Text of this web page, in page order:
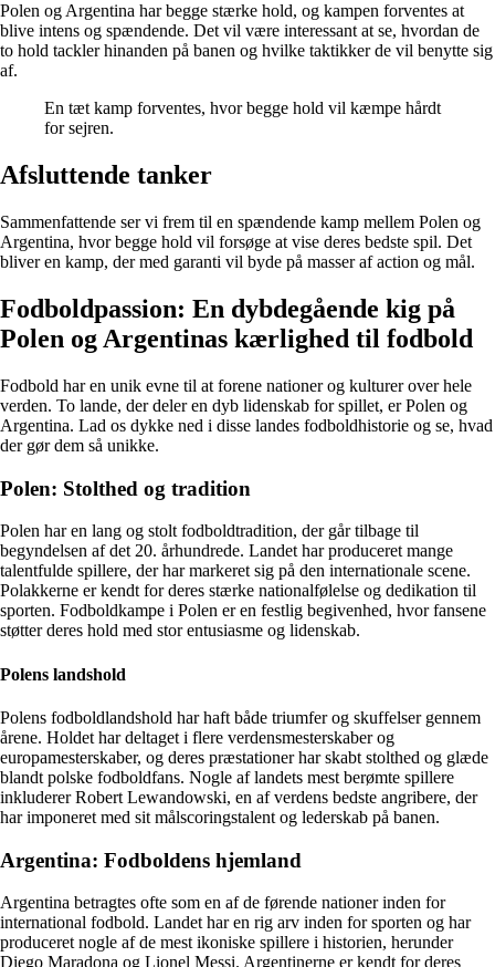
Polen og Argentina har begge stærke hold, og kampen forventes at
blive intens og spændende. Det vil være interessant at se, hvordan de
to hold tackler hinanden på banen og hvilke taktikker de vil benytte sig
af.
En tæt kamp forventes, hvor begge hold vil kæmpe hårdt
for sejren.
Afsluttende tanker
Sammenfattende ser vi frem til en spændende kamp mellem Polen og
Argentina, hvor begge hold vil forsøge at vise deres bedste spil. Det
bliver en kamp, der med garanti vil byde på masser af action og mål.
Fodboldpassion: En dybdegående kig på
Polen og Argentinas kærlighed til fodbold
Fodbold har en unik evne til at forene nationer og kulturer over hele
verden. To lande, der deler en dyb lidenskab for spillet, er Polen og
Argentina. Lad os dykke ned i disse landes fodboldhistorie og se, hvad
der gør dem så unikke.
Polen: Stolthed og tradition
Polen har en lang og stolt fodboldtradition, der går tilbage til
begyndelsen af det 20. århundrede. Landet har produceret mange
talentfulde spillere, der har markeret sig på den internationale scene.
Polakkerne er kendt for deres stærke nationalfølelse og dedikation til
sporten. Fodboldkampe i Polen er en festlig begivenhed, hvor fansene
støtter deres hold med stor entusiasme og lidenskab.
Polens landshold
Polens fodboldlandshold har haft både triumfer og skuffelser gennem
årene. Holdet har deltaget i flere verdensmesterskaber og
europamesterskaber, og deres præstationer har skabt stolthed og glæde
blandt polske fodboldfans. Nogle af landets mest berømte spillere
inkluderer Robert Lewandowski, en af verdens bedste angribere, der
har imponeret med sit målscoringstalent og lederskab på banen.
Argentina: Fodboldens hjemland
Argentina betragtes ofte som en af de førende nationer inden for
international fodbold. Landet har en rig arv inden for sporten og har
produceret nogle af de mest ikoniske spillere i historien, herunder
Diego Maradona og Lionel Messi. Argentinerne er kendt for deres